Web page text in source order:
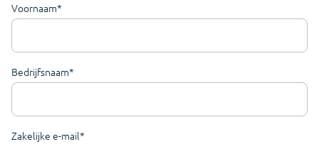
Voornaam*
Bedrijfsnaam*
Zakelijke e-mail*